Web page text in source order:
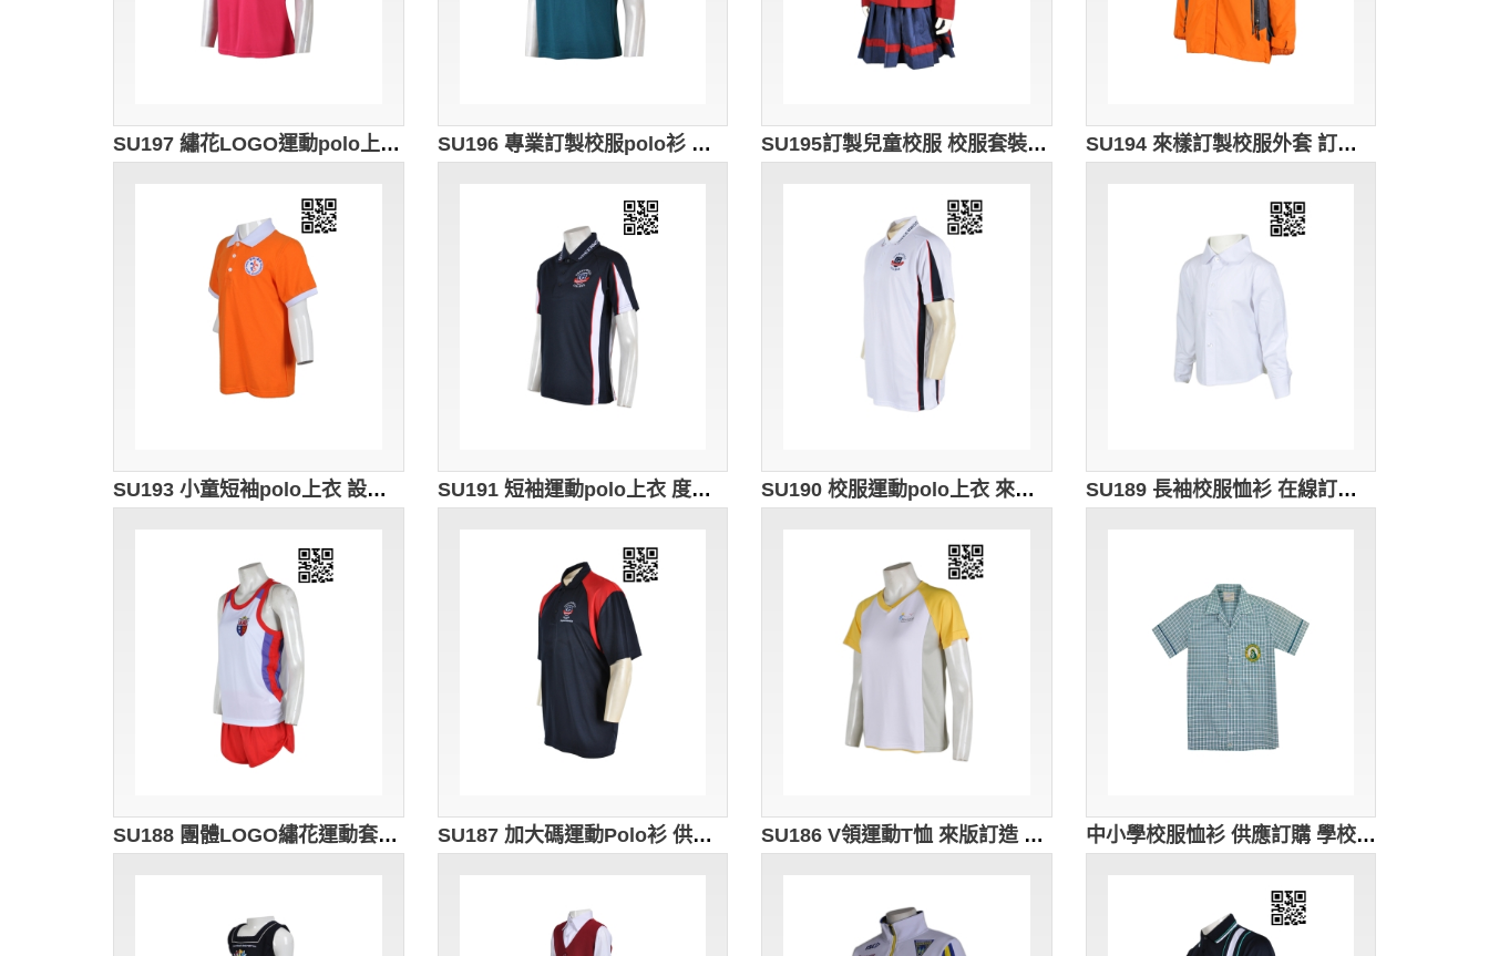
SU197 繡花LOGO運動polo上衣 設計訂造 校服polo上衣 拼布撞色polo衫 polo衫製造商 SU196 專業訂製校服polo衫 運動制服polo衫 polo衫款式設計選擇 polo衫生產商 SU195訂製兒童校服 校服套裝 幼兒園校服訂造 訂做校服裙 校服派對 校服公司 SU194 來樣訂製校服外套 訂造個性校服風褸 繡花logo校服 訂做帶帽校服 校服制服製造商HK
SU193 小童短袖polo上衣 設計訂造 兒童Polo訂做 小童軍制服polo衫 校服制服polo衫 校服polo衫公司 SU191 短袖運動polo上衣 度身訂做 LOGO繡花校服polo衫 polo衫選擇 polo批發商 SU190 校服運動polo上衣 來款訂製 加大碼運動polo衫 polo衫款式設計 polo衫生產廠家 SU189 長袖校服恤衫 在線訂購 幼稚園恤衫 制服恤衫設計恤衫 恤衫配搭 恤衫專門店
SU188 團體LOGO繡花運動套裝 度身訂製 田徑運動校服 運動款式校服設計 校服運動套裝應商 SU187 加大碼運動Polo衫 供應訂購 校服款式運動Polo衫 繡花Polo衫設計選擇 校服Polo衫香港公司 SU186 V領運動T恤 來版訂造 體育校服T恤 吸濕排汗校服T T恤專門店 中小學校服恤衫 供應訂購 學校Logo繡花恤衫格仔紋恤衫上衣 恤衫專門店 男兒 夏季 校服 SU185